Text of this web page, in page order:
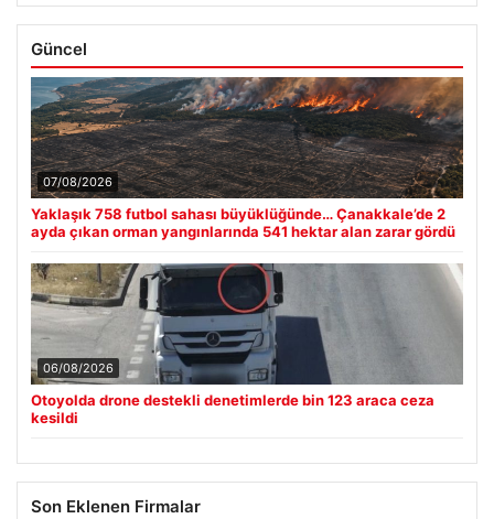
Güncel
07/08/2026
Yaklaşık 758 futbol sahası büyüklüğünde… Çanakkale’de 2
ayda çıkan orman yangınlarında 541 hektar alan zarar gördü
06/08/2026
Otoyolda drone destekli denetimlerde bin 123 araca ceza
kesildi
Son Eklenen Firmalar